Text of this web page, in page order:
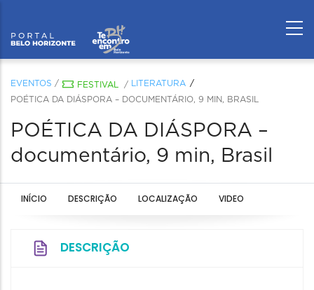
EVENTOS / FESTIVAL /
LITERATURA
POÉTICA DA DIÁSPORA – DOCUMENTÁRIO, 9 MIN, BRASIL
POÉTICA DA DIÁSPORA –
documentário, 9 min, Brasil
INÍCIO DESCRIÇÃO LOCALIZAÇÃO VIDEO
DESCRIÇÃO